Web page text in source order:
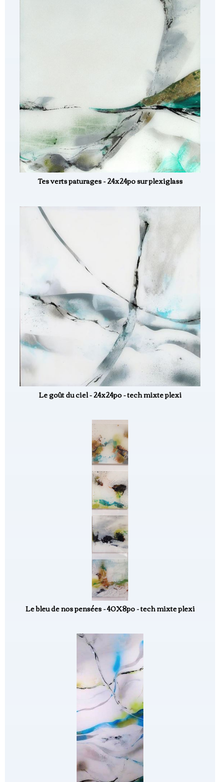
Tes verts paturages - 24x24po sur plexiglass
Le goût du ciel - 24x24po - tech mixte plexi
Le bleu de nos pensées - 40X8po - tech mixte plexi